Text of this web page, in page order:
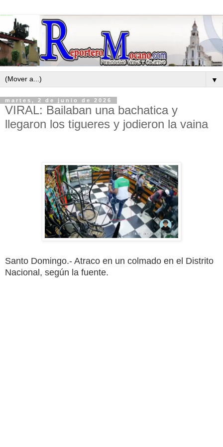
▼
martes, 2 de junio de 2026
VIRAL: Bailaban una bachatica y
llegaron los tigueres y jodieron la vaina
Santo Domingo.- Atraco en un colmado en el Distrito
Nacional, según la fuente.